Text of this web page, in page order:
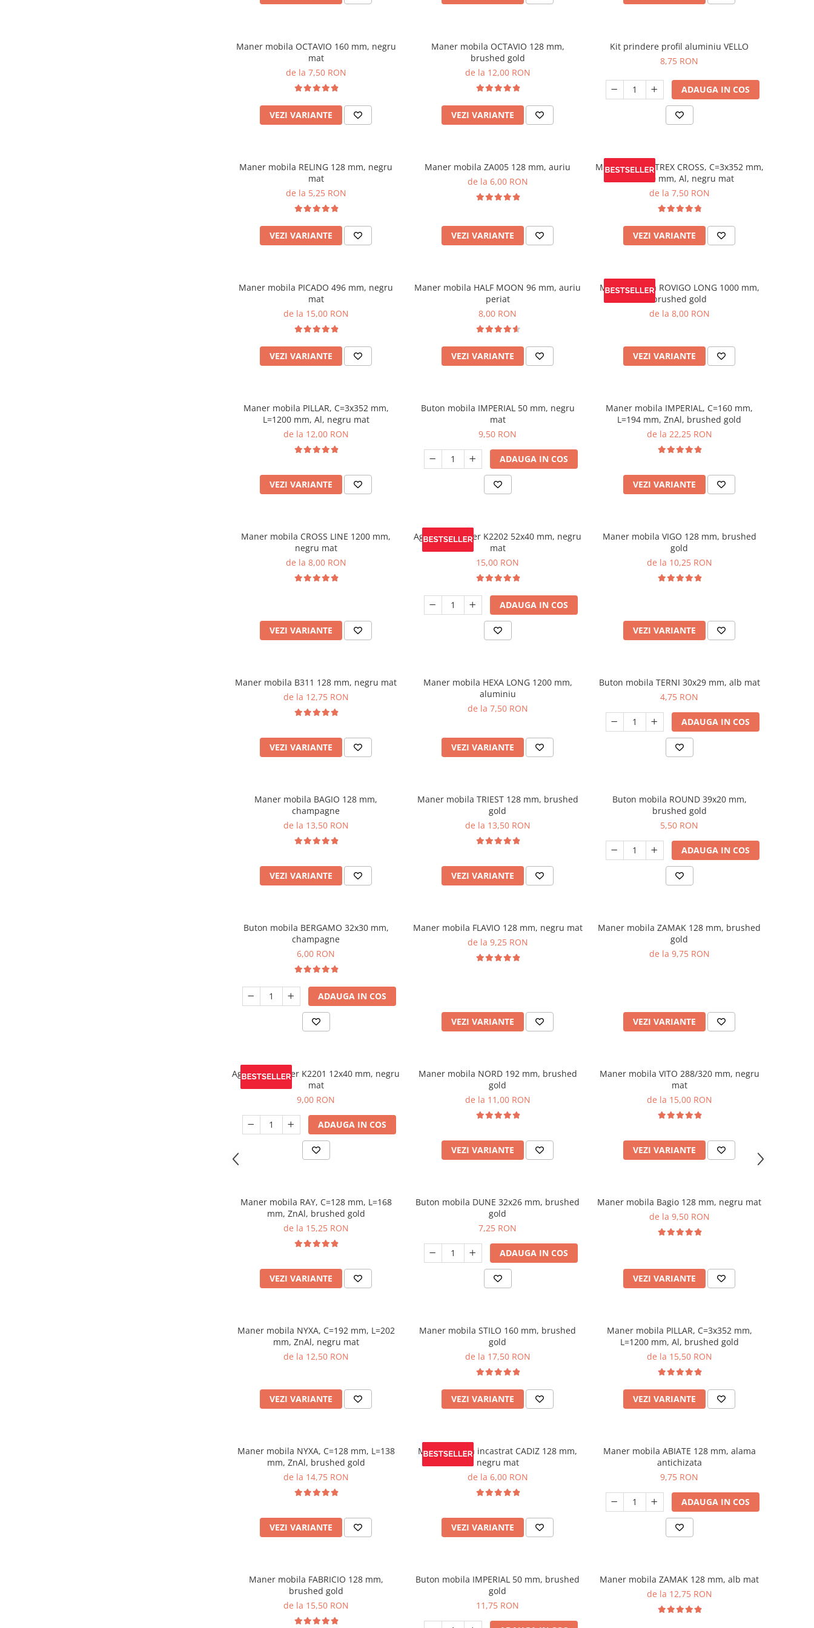
Maner mobila OCTAVIO 160 mm, negru
mat
de la 7,50 RON
VEZI VARIANTE
Maner mobila OCTAVIO 128 mm,
brushed gold
de la 12,00 RON
VEZI VARIANTE
Kit prindere profil aluminiu VELLO
8,75 RON
ADAUGA IN COS
Maner mobila RELING 128 mm, negru
mat
de la 5,25 RON
VEZI VARIANTE
Maner mobila ZA005 128 mm, auriu
de la 6,00 RON
VEZI VARIANTE
Maner mobila TREX CROSS, C=3x352 mm,
L= 1200 mm, Al, negru mat
de la 7,50 RON
VEZI VARIANTE
Maner mobila PICADO 496 mm, negru
mat
de la 15,00 RON
VEZI VARIANTE
Maner mobila HALF MOON 96 mm, auriu
periat
8,00 RON
VEZI VARIANTE
Maner mobila ROVIGO LONG 1000 mm,
brushed gold
de la 8,00 RON
VEZI VARIANTE
Maner mobila PILLAR, C=3x352 mm,
L=1200 mm, Al, negru mat
de la 12,00 RON
VEZI VARIANTE
Buton mobila IMPERIAL 50 mm, negru
mat
9,50 RON
ADAUGA IN COS
Maner mobila IMPERIAL, C=160 mm,
L=194 mm, ZnAl, brushed gold
de la 22,25 RON
VEZI VARIANTE
Maner mobila CROSS LINE 1200 mm,
negru mat
de la 8,00 RON
VEZI VARIANTE
Agatatoare cuier K2202 52x40 mm, negru
mat
15,00 RON
ADAUGA IN COS
Maner mobila VIGO 128 mm, brushed
gold
de la 10,25 RON
VEZI VARIANTE
Maner mobila B311 128 mm, negru mat
de la 12,75 RON
VEZI VARIANTE
Maner mobila HEXA LONG 1200 mm,
aluminiu
de la 7,50 RON
VEZI VARIANTE
Buton mobila TERNI 30x29 mm, alb mat
4,75 RON
ADAUGA IN COS
Maner mobila BAGIO 128 mm,
champagne
de la 13,50 RON
VEZI VARIANTE
Maner mobila TRIEST 128 mm, brushed
gold
de la 13,50 RON
VEZI VARIANTE
Buton mobila ROUND 39x20 mm,
brushed gold
5,50 RON
ADAUGA IN COS
Buton mobila BERGAMO 32x30 mm,
champagne
6,00 RON
ADAUGA IN COS
Maner mobila FLAVIO 128 mm, negru mat
de la 9,25 RON
VEZI VARIANTE
Maner mobila ZAMAK 128 mm, brushed
gold
de la 9,75 RON
VEZI VARIANTE
Agatatoare cuier K2201 12x40 mm, negru
mat
9,00 RON
ADAUGA IN COS
Maner mobila NORD 192 mm, brushed
gold
de la 11,00 RON
VEZI VARIANTE
Maner mobila VITO 288/320 mm, negru
mat
de la 15,00 RON
VEZI VARIANTE
Maner mobila RAY, C=128 mm, L=168
mm, ZnAl, brushed gold
de la 15,25 RON
VEZI VARIANTE
Buton mobila DUNE 32x26 mm, brushed
gold
7,25 RON
ADAUGA IN COS
Maner mobila Bagio 128 mm, negru mat
de la 9,50 RON
VEZI VARIANTE
Maner mobila NYXA, C=192 mm, L=202
mm, ZnAl, negru mat
de la 12,50 RON
VEZI VARIANTE
Maner mobila STILO 160 mm, brushed
gold
de la 17,50 RON
VEZI VARIANTE
Maner mobila PILLAR, C=3x352 mm,
L=1200 mm, Al, brushed gold
de la 15,50 RON
VEZI VARIANTE
Maner mobila NYXA, C=128 mm, L=138
mm, ZnAl, brushed gold
de la 14,75 RON
VEZI VARIANTE
Maner mobila incastrat CADIZ 128 mm,
negru mat
de la 6,00 RON
VEZI VARIANTE
Maner mobila ABIATE 128 mm, alama
antichizata
9,75 RON
ADAUGA IN COS
Maner mobila FABRICIO 128 mm,
brushed gold
de la 15,50 RON
Buton mobila IMPERIAL 50 mm, brushed
gold
11,75 RON
Maner mobila ZAMAK 128 mm, alb mat
de la 12,75 RON